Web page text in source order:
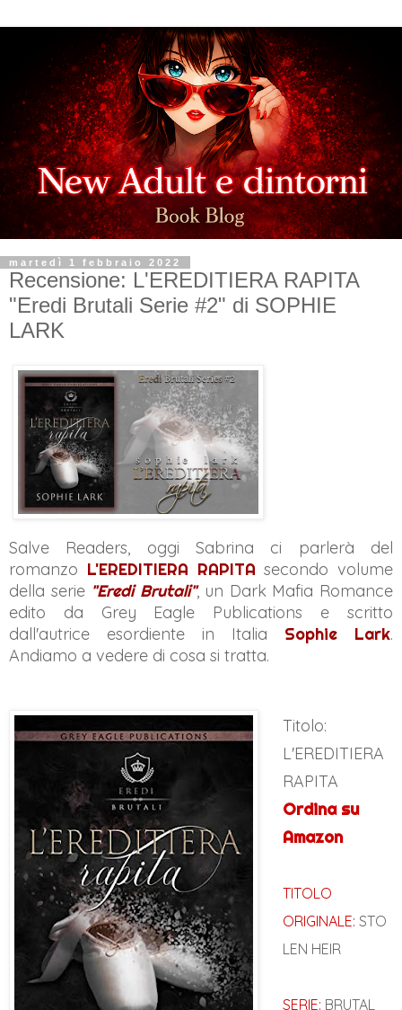
martedì 1 febbraio 2022
Recensione: L'EREDITIERA RAPITA
"Eredi Brutali Serie #2" di SOPHIE
LARK
Salve Readers, oggi Sabrina ci parlerà del
romanzo L'EREDITIERA RAPITA secondo volume
della serie "Eredi Brutali", un Dark Mafia Romance
edito da Grey Eagle Publications e scritto
dall'autrice esordiente in Italia Sophie Lark.
Andiamo a vedere di cosa si tratta.
Titolo:
L'EREDITIERA
RAPITA
Ordina su
Amazon
TITOLO
ORIGINALE: STO
LEN HEIR
SERIE: BRUTAL